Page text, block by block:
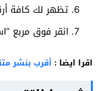
تظهر لك كافة
انقر فوق مربع
اقرا ايضا : أقرب بنشر